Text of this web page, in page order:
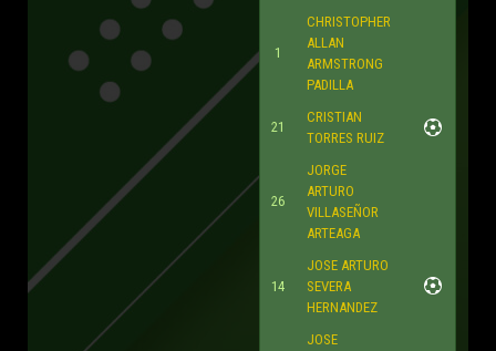
1
CHRISTOPHER
ALLAN
ARMSTRONG
PADILLA
21
CRISTIAN
TORRES RUIZ
26
JORGE
ARTURO
VILLASEÑOR
ARTEAGA
14
JOSE ARTURO
SEVERA
HERNANDEZ
JOSE